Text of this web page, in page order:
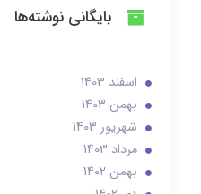
بایگانی نوشته‌ها
اسفند 1403
بهمن 1403
شهریور 1403
مرداد 1403
بهمن 1402